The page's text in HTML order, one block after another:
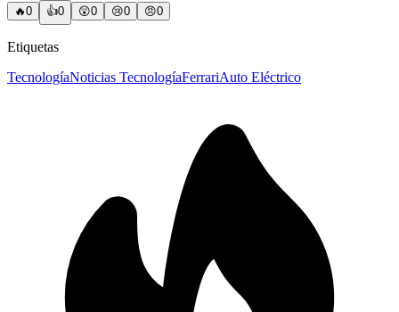
🔥0 👍0 😲0 😢0 😠0
Etiquetas
TecnologíaNoticias TecnologíaFerrariAuto Eléctrico